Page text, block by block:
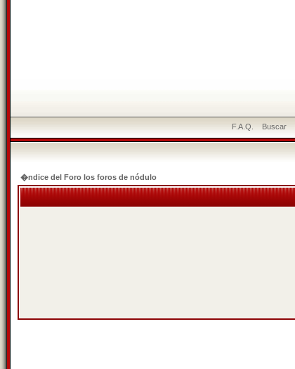
F.A.Q. Buscar
�ndice del Foro los foros de nódulo